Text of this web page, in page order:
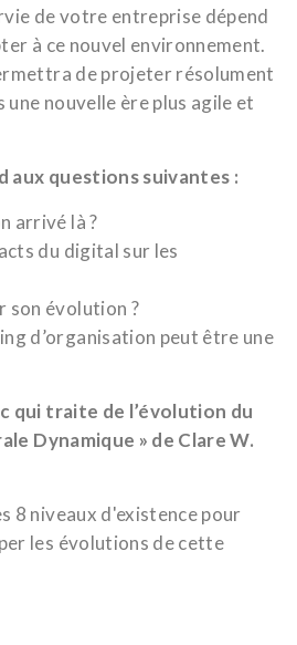
de votre entreprise dépend
à ce nouvel environnement.
de projeter résolument
nouvelle ère plus agile et
aux questions suivantes :
arrivé là ?
du digital sur les
son évolution ?
d’organisation peut être une
qui traite de l’évolution du
Dynamique » de Clare W.
8 niveaux d'existence pour
les évolutions de cette